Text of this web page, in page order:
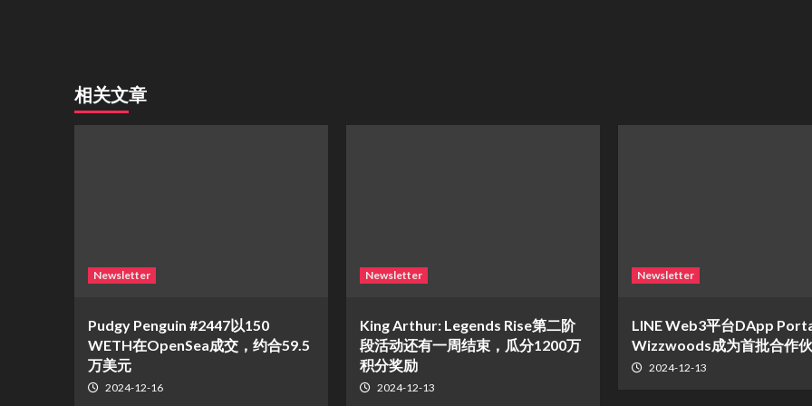
相关文章
Newsletter
Pudgy Penguin #2447以150
WETH在OpenSea成交，约合59.5
万美元
2024-12-16
Newsletter
King Arthur: Legends Rise第二阶
段活动还有一周结束，瓜分1200万
积分奖励
2024-12-13
Newsletter
LINE Web3平台DApp
Wizzwoods成为首批合作
2024-12-13